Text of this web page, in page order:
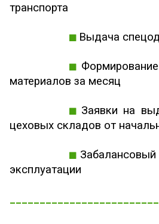
транспорта
Выдача
материалов за месяц
Заявки на
цеховых складов от
Забалансовый
эксплуатации